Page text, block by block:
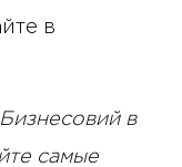
в
в
самые